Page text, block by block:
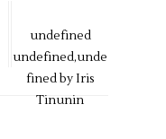
undefined
undefined,unde
fined byIris
Tinunin